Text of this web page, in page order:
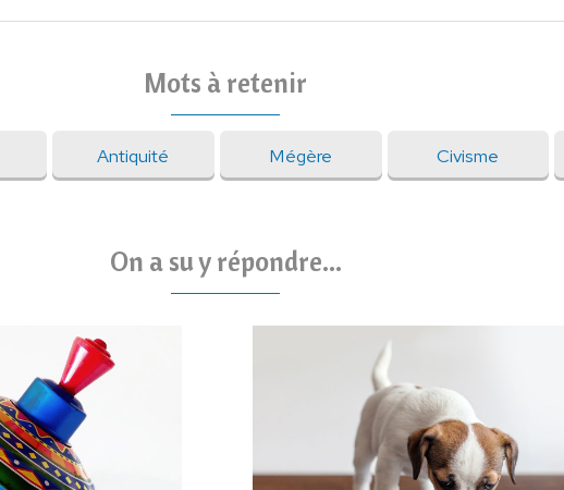
Mots à retenir
Antiquité Mégère Civisme
On a su y répondre...